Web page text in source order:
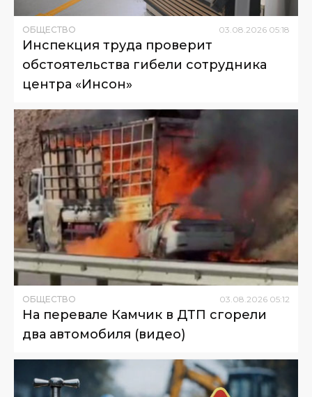
ОБЩЕСТВО 03.08.2026 05:18
Инспекция труда проверит
обстоятельства гибели сотрудника
центра «Инсон»
ОБЩЕСТВО 03.08.2026 05:12
На перевале Камчик в ДТП сгорели
два автомобиля (видео)